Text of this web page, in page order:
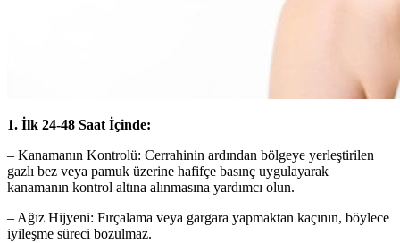
1. İlk 24-48 Saat İçinde:
– Kanamanın Kontrolü: Cerrahinin ardından bölgeye yerleştirilen
gazlı bez veya pamuk üzerine hafifçe basınç uygulayarak
kanamanın kontrol altına alınmasına yardımcı olun.
– Ağız Hijyeni: Fırçalama veya gargara yapmaktan kaçının, böylece
iyileşme süreci bozulmaz.